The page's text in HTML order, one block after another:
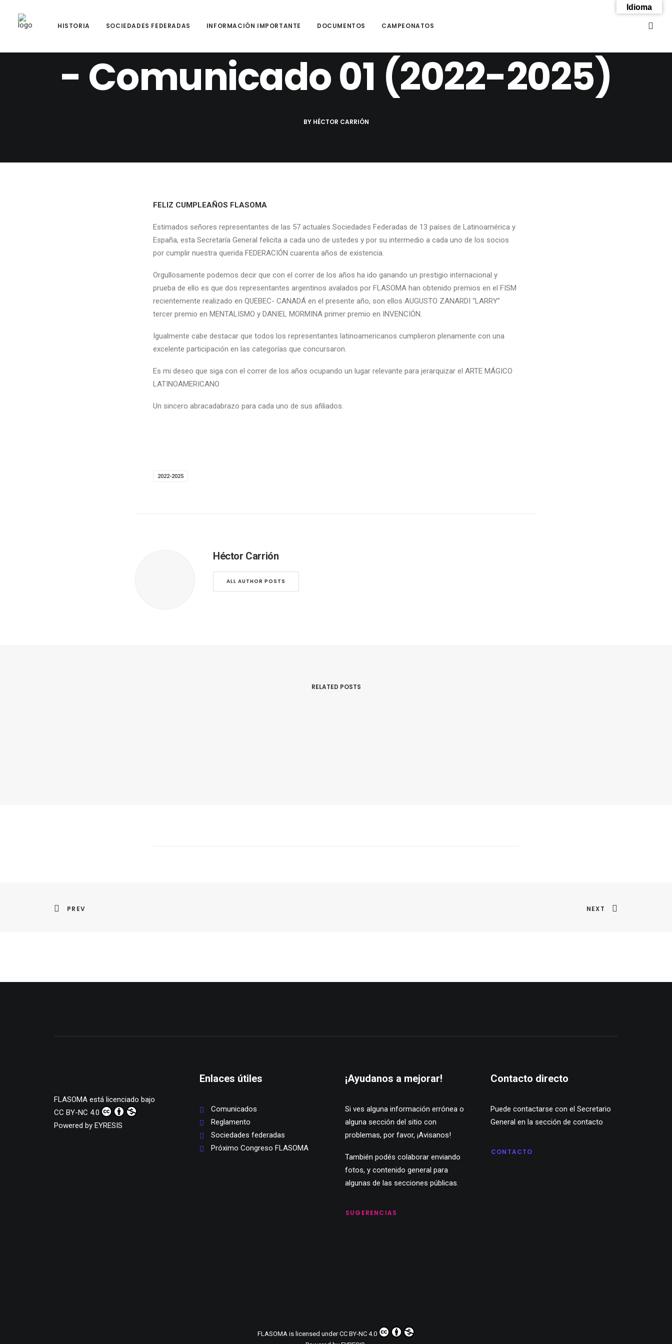
HISTORIA SOCIEDADES FEDERADAS INFORMACIÓN IMPORTANTE DOCUMENTOS
CAMPEONATOS
- Comunicado 01 (2022-2025)
BY HÉCTOR CARRIÓN
FELIZ CUMPLEAÑOS FLASOMA
Estimados señores representantes de las 57 actuales Sociedades Federadas de 13 países de Latinoamérica y
España, esta Secretaría General felicita a cada uno de ustedes y por su intermedio a cada uno de los socios
por cumplir nuestra querida FEDERACIÓN cuarenta años de existencia.
Orgullosamente podemos decir que con el correr de los años ha ido ganando un prestigio internacional y
prueba de ello es que dos representantes argentinos avalados por FLASOMA han obtenido premios en el FISM
recientemente realizado en QUEBEC- CANADÁ en el presente año, son ellos AUGUSTO ZANARDI “LARRY”
tercer premio en MENTALISMO y DANIEL MORMINA primer premio en INVENCIÓN.
Igualmente cabe destacar que todos los representantes latinoamericanos cumplieron plenamente con una
excelente participación en las categorías que concursaron.
Es mi deseo que siga con el correr de los años ocupando un lugar relevante para jerarquizar el ARTE MÁGICO
LATINOAMERICANO
Un sincero abracadabrazo para cada uno de sus afiliados.
2022-2025
Héctor Carrión
ALL AUTHOR POSTS
RELATED POSTS
PREV NEXT
FLASOMA está licenciado bajo
CC BY-NC 4.0
Powered by EYRESIS
Enlaces útiles
Comunicados
Reglamento
Sociedades federadas
Próximo Congreso FLASOMA
¡Ayudanos a mejorar!
Si ves alguna información errónea o
alguna sección del sitio con
problemas, por favor, ¡Avisanos!
También podés colaborar enviando
fotos, y contenido general para
algunas de las secciones públicas.
SUGERENCIAS
Contacto directo
Puede contactarse con el Secretario
General en la sección de contacto
CONTACTO
FLASOMA is licensed underCC BY-NC 4.0
Idioma